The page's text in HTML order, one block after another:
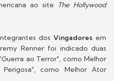
ao site
The Hollywood
dos Vingadores em
Renner foi indicado duas
ao Terror", como Melhor
como Melhor Ator